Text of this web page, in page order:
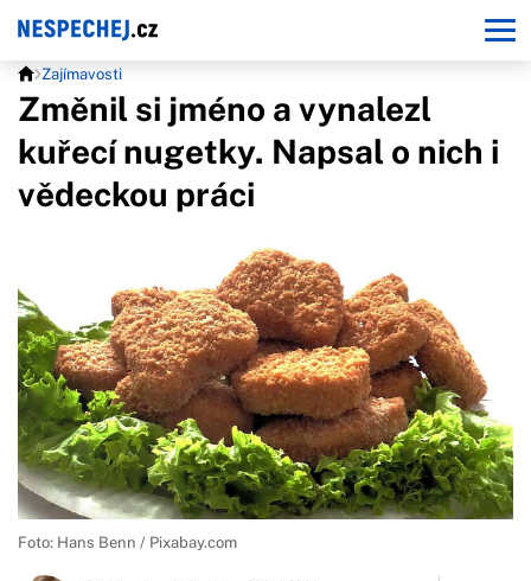
Zajímavosti
Změnil si jméno a vynalezl
kuřecí nugetky. Napsal o nich i
vědeckou práci
Foto: Hans Benn / Pixabay.com